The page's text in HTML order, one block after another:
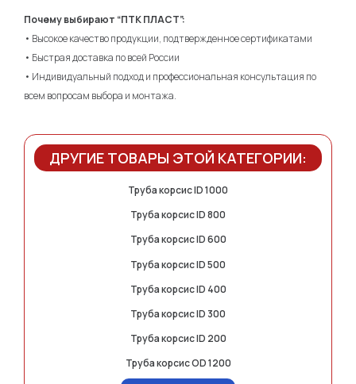
Почему выбирают “ПТК ПЛАСТ”:
• Высокое качество продукции, подтвержденное сертификатами
• Быстрая доставка по всей России
• Индивидуальный подход и профессиональная консультация по
всем вопросам выбора и монтажа.
ДРУГИЕ ТОВАРЫ ЭТОЙ КАТЕГОРИИ:
Труба корсис ID 1000
Труба корсис ID 800
Труба корсис ID 600
Труба корсис ID 500
Труба корсис ID 400
Труба корсис ID 300
Труба корсис ID 200
Труба корсис OD 1200